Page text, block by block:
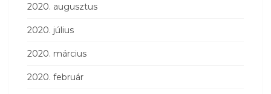
2020. augusztus
2020. július
2020. március
2020. február